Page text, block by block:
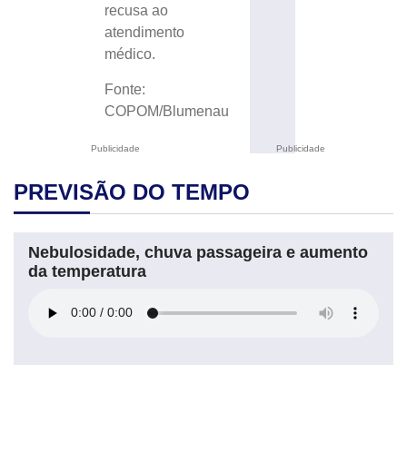
Publicidade
recusa ao
atendimento
médico.
Fonte:
COPOM/Blumenau
Publicidade
PREVISÃO DO TEMPO
Nebulosidade, chuva passageira e aumento
da temperatura